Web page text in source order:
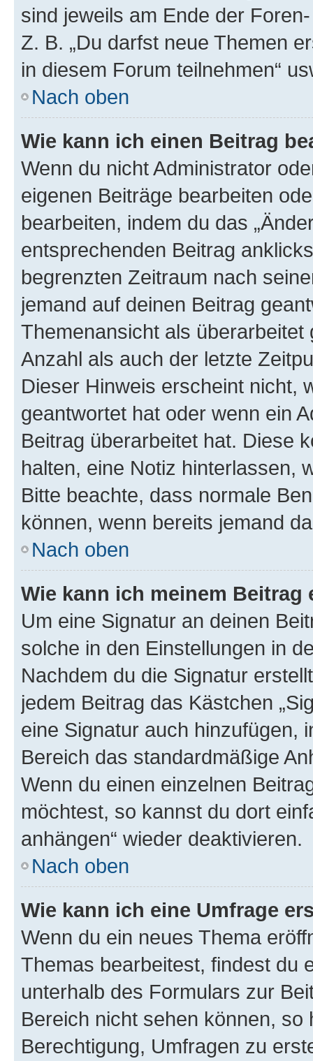
sind jeweils am Ende der
Z. B. „Du darfst neue Themen
in diesem Forum teilnehmen“
Nach oben
Wie kann ich einen Beitrag
Wenn du nicht Administrator
eigenen Beiträge bearbeiten
bearbeiten, indem du das
entsprechenden Beitrag
begrenzten Zeitraum nach
jemand auf deinen Beitrag
Themenansicht als
Anzahl als auch der letzte
Dieser Hinweis erscheint nicht,
geantwortet hat oder wenn ein
Beitrag überarbeitet hat. Diese
halten, eine Notiz hinterlassen,
Bitte beachte, dass normale
können, wenn bereits jemand
Nach oben
Wie kann ich meinem
Um eine Signatur an deinen
solche in den Einstellungen in
Nachdem du die Signatur
jedem Beitrag das Kästchen
eine Signatur auch hinzufügen,
Bereich das standardmäßige
Wenn du einen einzelnen
möchtest, so kannst du dort
anhängen“ wieder deaktivieren.
Nach oben
Wie kann ich eine Umfrage
Wenn du ein neues Thema
Themas bearbeitest, findest du
unterhalb des Formulars zur
Bereich nicht sehen können,
Berechtigung, Umfragen zu